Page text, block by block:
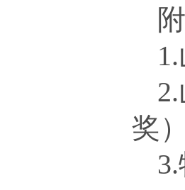
奖